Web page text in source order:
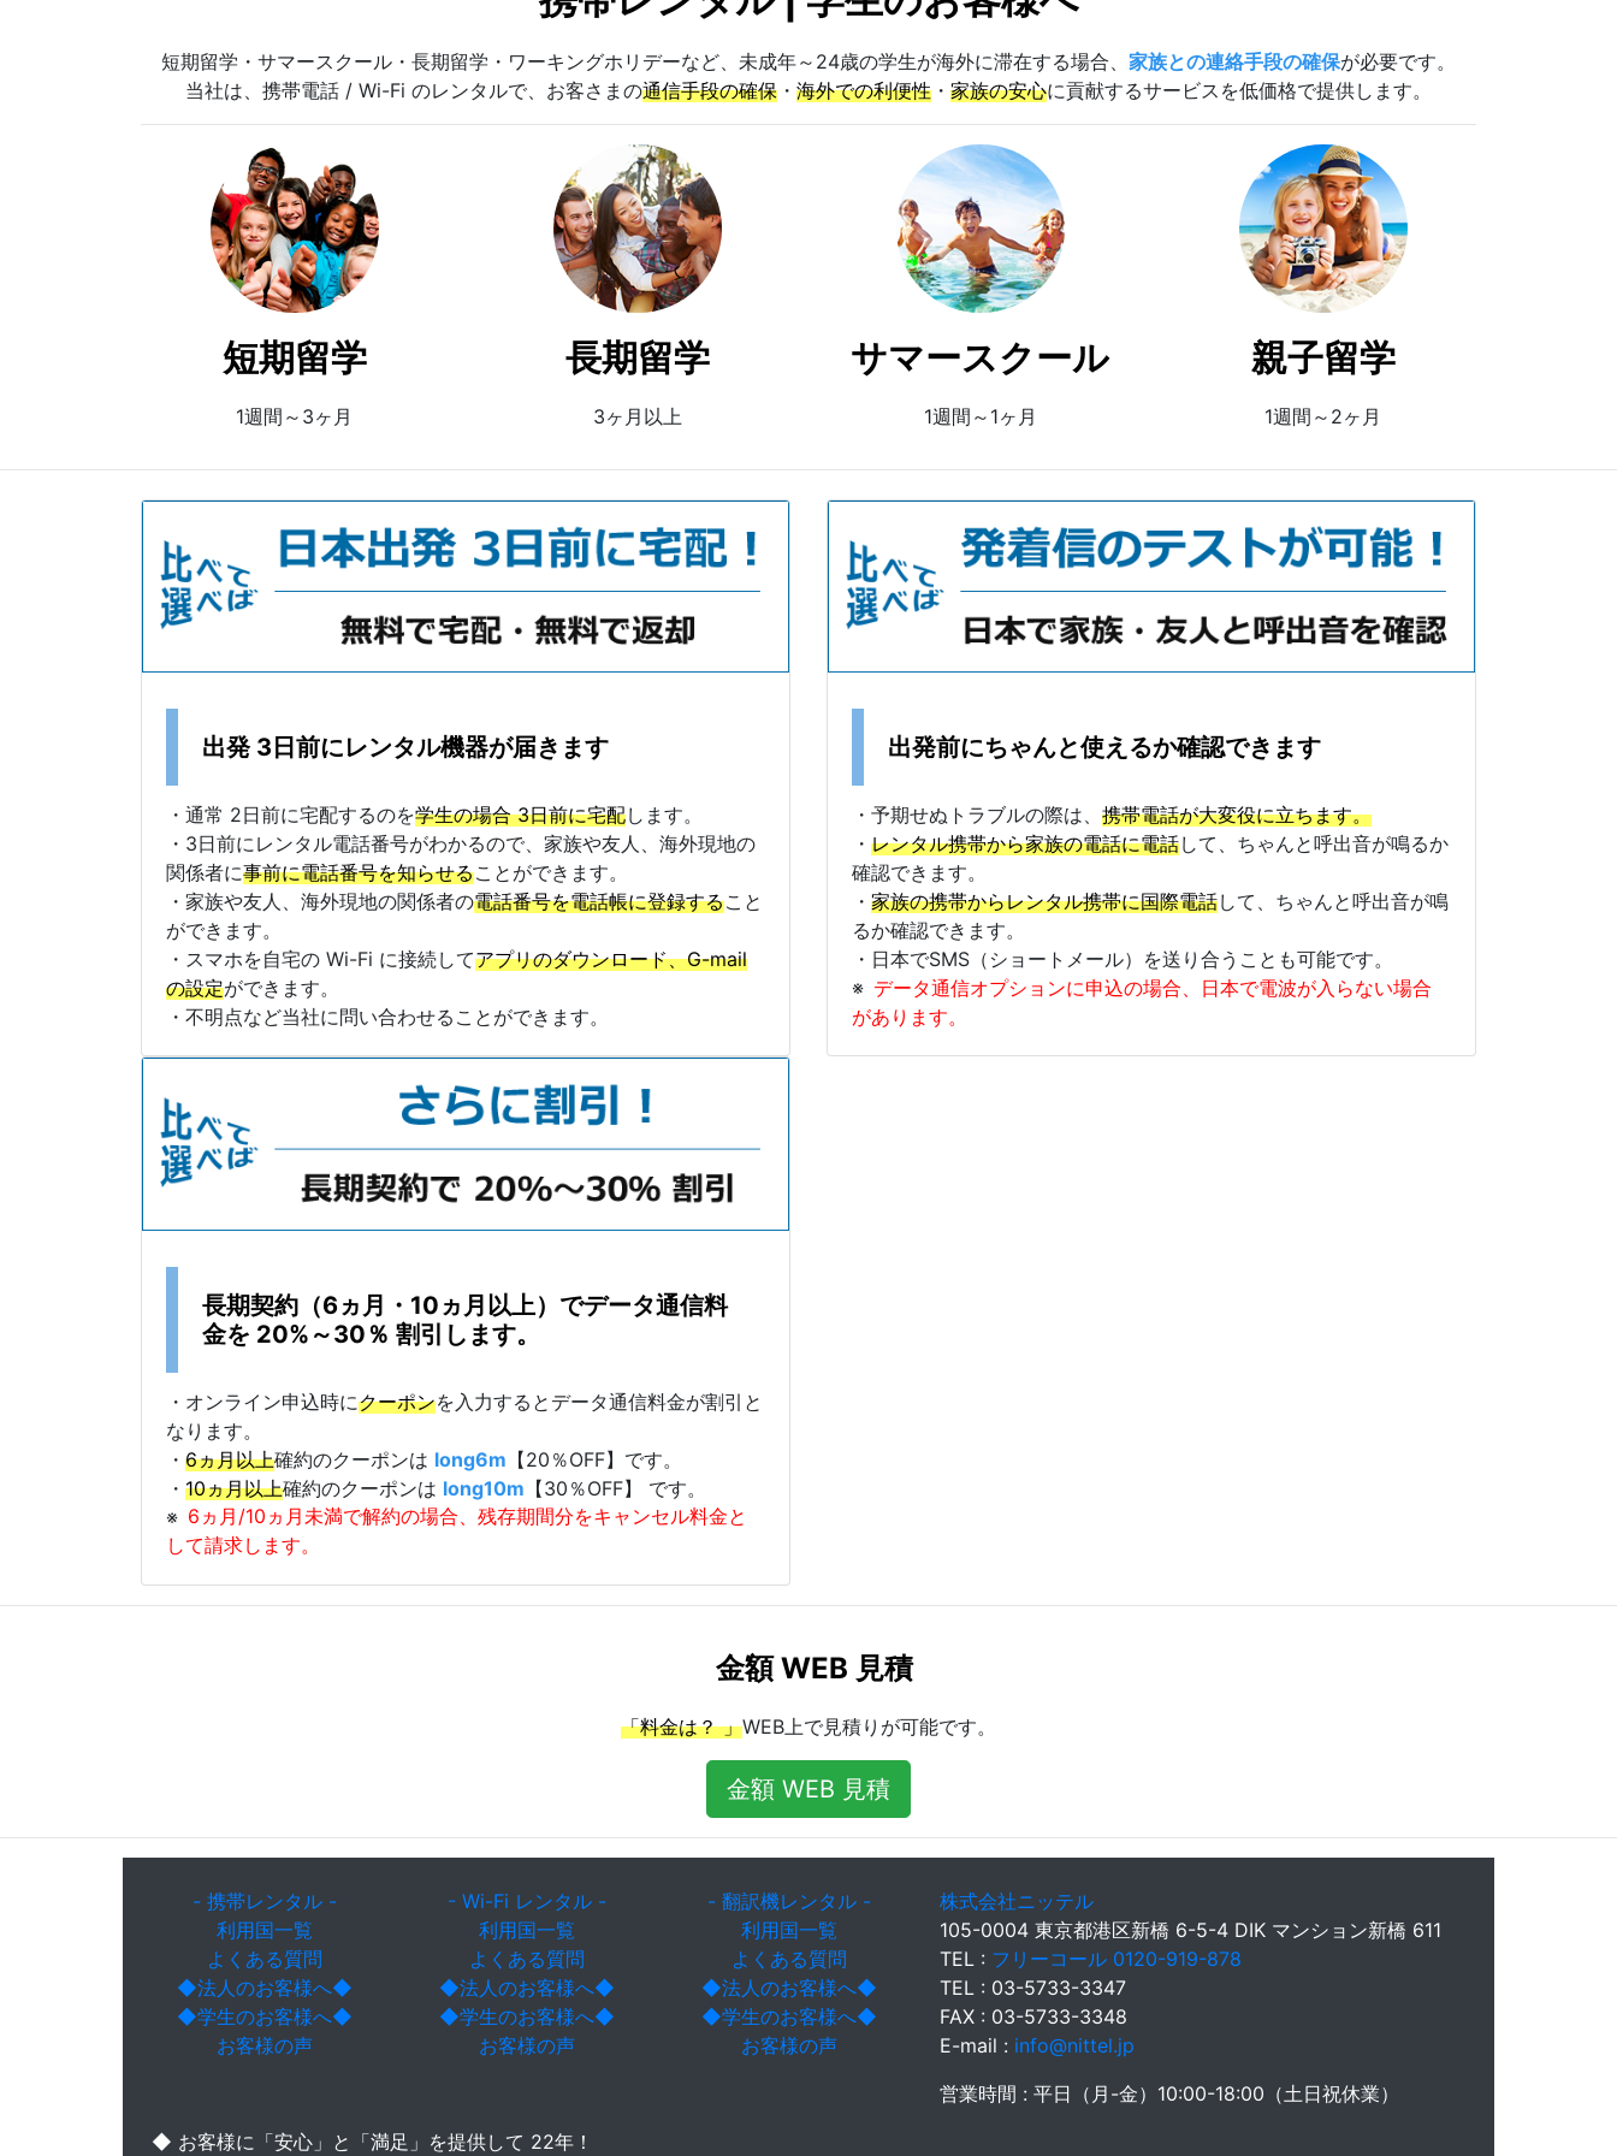
短期留学・サマースクール・長期留学・ワーキングホリデーなど、未成年～24歳の学生が海外に滞在する場合、 家族との連絡手段の確保が必要です。
当社は、携帯電話 / Wi-Fi のレンタルで、お客さまの通信手段の確保 ・ 海外での利便性 ・ 家族の安心に貢献するサービスを低価格で提供します。
短期留学
1週間～3ヶ月
長期留学
3ヶ月以上
サマースクール
1週間～1ヶ月
親子留学
1週間～2ヶ月
出発 3日前にレンタル機器が届きます
・通常 2日前に宅配するのを学生の場合 3日前に宅配します。
・3日前にレンタル電話番号がわかるので、家族や友人、海外現地の
関係者に事前に電話番号を知らせることができます。
・家族や友人、海外現地の関係者の電話番号を電話帳に登録すること
ができます。
・スマホを自宅の Wi-Fi に接続してアプリのダウンロード、G-mail
の設定ができます。
・不明点など当社に問い合わせることができます。
出発前にちゃんと使えるか確認できます
・予期せぬトラブルの際は、 携帯電話が大変役に立ちます。
・ レンタル携帯から家族の電話に電話して、ちゃんと呼出音が鳴るか
確認できます。
・ 家族の携帯からレンタル携帯に国際電話して、ちゃんと呼出音が鳴
るか確認できます。
・日本でSMS（ショートメール）を送り合うことも可能です。
※ データ通信オプションに申込の場合、日本で電波が入らない場合
があります。
長期契約（6ヵ月・10ヵ月以上）でデータ通信料
金を 20%～30％ 割引します。
・オンライン申込時にクーポンを入力するとデータ通信料金が割引と
なります。
・ 6ヵ月以上確約のクーポンは long6m 【20％OFF】です。
・ 10ヵ月以上確約のクーポンは long10m 【30％OFF】 です。
※ 6ヵ月/10ヵ月未満で解約の場合、残存期間分をキャンセル料金と
して請求します。
金額 WEB 見積
「料金は？ 」WEB上で見積りが可能です。
金額 WEB 見積
- 携帯レンタル -
利用国一覧
よくある質問
◆法人のお客様へ◆
◆学生のお客様へ◆
お客様の声
- Wi-Fi レンタル -
利用国一覧
よくある質問
◆法人のお客様へ◆
◆学生のお客様へ◆
お客様の声
- 翻訳機レンタル -
利用国一覧
よくある質問
◆法人のお客様へ◆
◆学生のお客様へ◆
お客様の声
株式会社ニッテル
105-0004 東京都港区新橋 6-5-4 DIK マンション新橋 611
TEL : フリーコール 0120-919-878
TEL : 03-5733-3347
FAX : 03-5733-3348
E-mail : info@nittel.jp
営業時間 : 平日（月-金）10:00-18:00（土日祝休業）
◆ お客様に「安心」と「満足」を提供して 22年！